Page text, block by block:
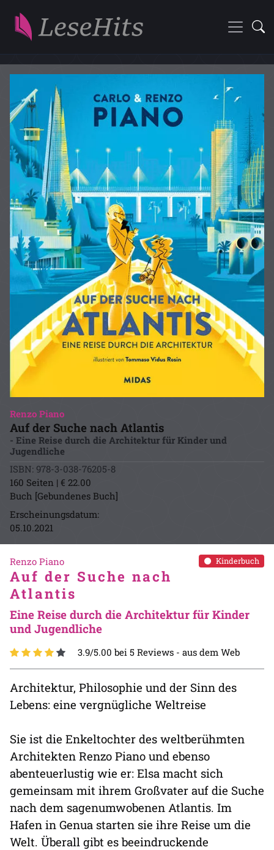
Renzo Piano
Auf der Suche nach Atlantis
- Eine Reise durch die Architektur für Kinder und
Jugendliche
ISBN: 978-3-038-76205-8
160 Seiten | € 22.00
Buch [Gebundenes Buch]
Erscheinungsdatum:
05.10.2021
Kinderbuch
Renzo Piano
Auf der Suche nach
Atlantis
Eine Reise durch die Architektur für Kinder
und Jugendliche
3.9/5.00 bei 5 Reviews - aus dem Web
Architektur, Philosophie und der Sinn des
Lebens: eine vergnügliche Weltreise
Sie ist die Enkeltochter des weltberühmten
Architekten Renzo Piano und ebenso
abenteuerlustig wie er: Elsa macht sich
gemeinsam mit ihrem Großvater auf die Suche
nach dem sagenumwobenen Atlantis. Im
Hafen in Genua starten sie ihre Reise um die
Welt. Überall gibt es beeindruckende